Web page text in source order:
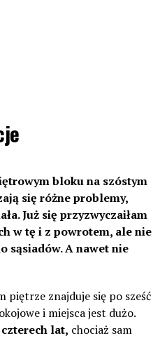
bloku na szóstym
się różne problemy,
Już się przyzwyczaiłam
w tę i z powrotem, ale nie
sąsiadów. A nawet nie
piętrze znajduje się po sześć
i miejsca jest dużo.
lat, chociaż sam